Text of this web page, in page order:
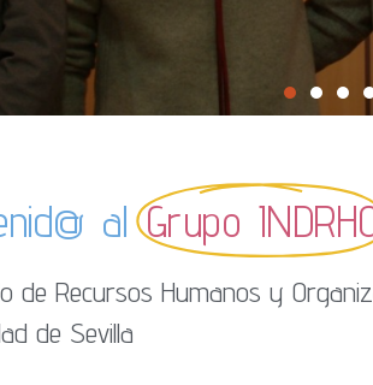
alGrupo
de Recursos Humanos y
de Sevilla